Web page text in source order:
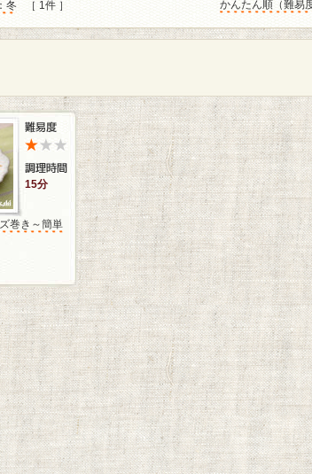
冬 ［ 1件 ］ かんたん順（難易度
15分
巻き～簡単